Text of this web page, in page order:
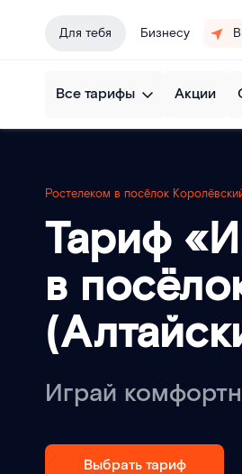
Для тебя Бизнесу
Все тарифы Акции
Ростелеком в посёлок
Тариф
в
Играй
Выбрать тариф